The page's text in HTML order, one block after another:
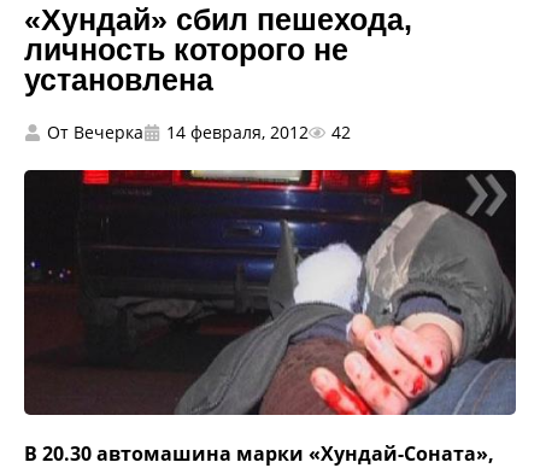
«Хундай» сбил пешехода,
личность которого не
установлена
От Вечерка 14 февраля, 2012 42
В 20.30 автомашина марки «Хундай-Соната»,